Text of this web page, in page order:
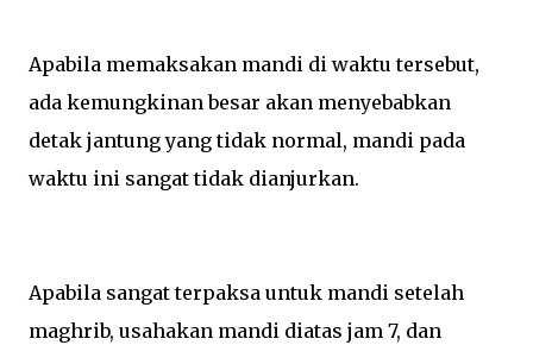
Apabila memaksakan mandi di waktu tersebut,
ada kemungkinan besar akan menyebabkan
detak jantung yang tidak normal, mandi pada
waktu ini sangat tidak dianjurkan.
Apabila sangat terpaksa untuk mandi setelah
maghrib, usahakan mandi diatas jam 7, dan